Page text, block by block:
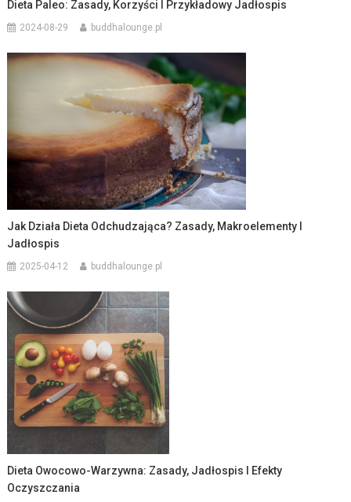
Dieta Paleo: Zasady, Korzyści I Przykładowy Jadłospis
2024-08-29 buddhalounge.pl
Jak Działa Dieta Odchudzająca? Zasady, Makroelementy I
Jadłospis
2025-04-12 buddhalounge.pl
Dieta Owocowo-Warzywna: Zasady, Jadłospis I Efekty
Oczyszczania